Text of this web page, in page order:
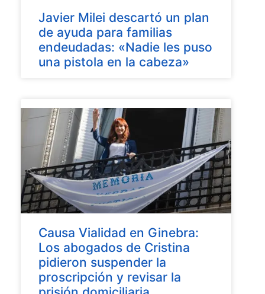
Javier Milei descartó un plan
de ayuda para familias
endeudadas: «Nadie les puso
una pistola en la cabeza»
Causa Vialidad en Ginebra:
Los abogados de Cristina
pidieron suspender la
proscripción y revisar la